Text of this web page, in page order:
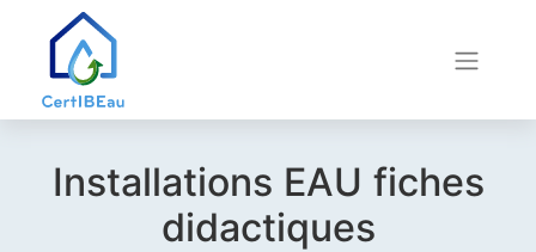
Installations EAU fiches
didactiques